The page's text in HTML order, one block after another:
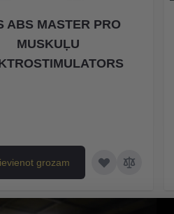
ABS MASTER PRO
MUSKUĻU
grozam